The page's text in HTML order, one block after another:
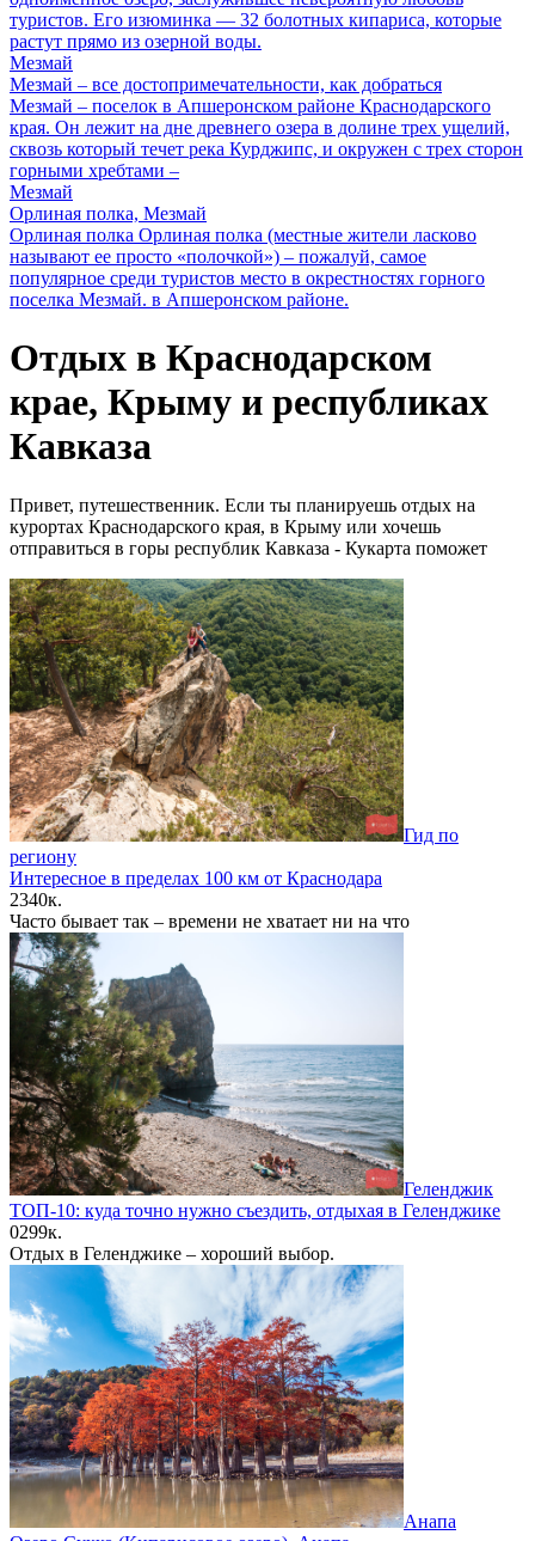
туристов. Его изюминка — 32 болотных кипариса, которые
растут прямо из озерной воды.
Мезмай
Мезмай – все достопримечательности, как добраться
Мезмай – поселок в Апшеронском районе Краснодарского
края. Он лежит на дне древнего озера в долине трех ущелий,
сквозь который течет река Курджипс, и окружен с трех сторон
горными хребтами –
Мезмай
Орлиная полка, Мезмай
Орлиная полка Орлиная полка (местные жители ласково
называют ее просто «полочкой») – пожалуй, самое
популярное среди туристов место в окрестностях горного
поселка Мезмай. в Апшеронском районе.
Отдых в Краснодарском
крае, Крыму и республиках
Кавказа
Привет, путешественник. Если ты планируешь отдых на
курортах Краснодарского края, в Крыму или хочешь
отправиться в горы республик Кавказа - Кукарта поможет
Гид по
региону
Интересное в пределах 100 км от Краснодара
2340к.
Часто бывает так – времени не хватает ни на что
Геленджик
ТОП-10: куда точно нужно съездить, отдыхая в Геленджике
0299к.
Отдых в Геленджике – хороший выбор.
Анапа